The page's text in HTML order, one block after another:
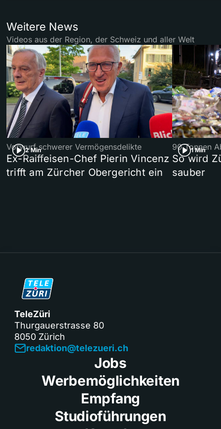
Weitere News
Videos aus der Region, der Schweiz und aller Welt
2 Min
Vorwurf schwerer Vermögensdelikte
Ex-Raiffeisen-Chef Pierin Vincenz
trifft am Zürcher Obergericht ein
1 Min
90 Tonnen
So wird
sauber
TeleZüri
Thurgauerstrasse 80
8050 Zürich
redaktion@telezueri.ch
Jobs
Werbemöglichkeiten
Empfang
Studioführungen